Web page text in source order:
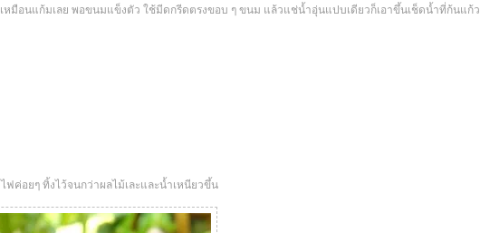
มือนแก้มเลย พอขนมแข็งตัว ใช้มีดกรีดตรงขอบ ๆ ขนม แล้วแช่น้ำอุ่นแปบเดียวก็เอาขึ้นเช็ดน้ำที่ก้นแก้ว
ฟค่อยๆ ทิ้งไว้จนกว่าผลไม้เละและน้ำเหนียวขึ้น